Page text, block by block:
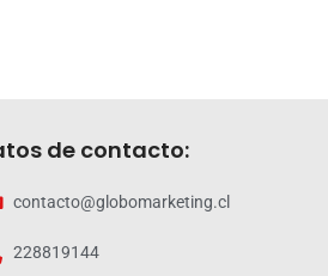
de contacto:
contacto@globomarketing.cl
228819144